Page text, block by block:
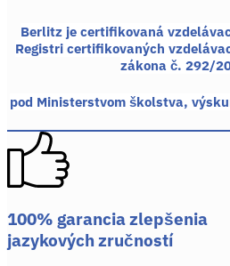
Berlitz je certifikovaná
Registri certifikovaných
zákona č. 292/
pod Ministerstvom školstva,
100% garancia zlepšenia
jazykových zručností